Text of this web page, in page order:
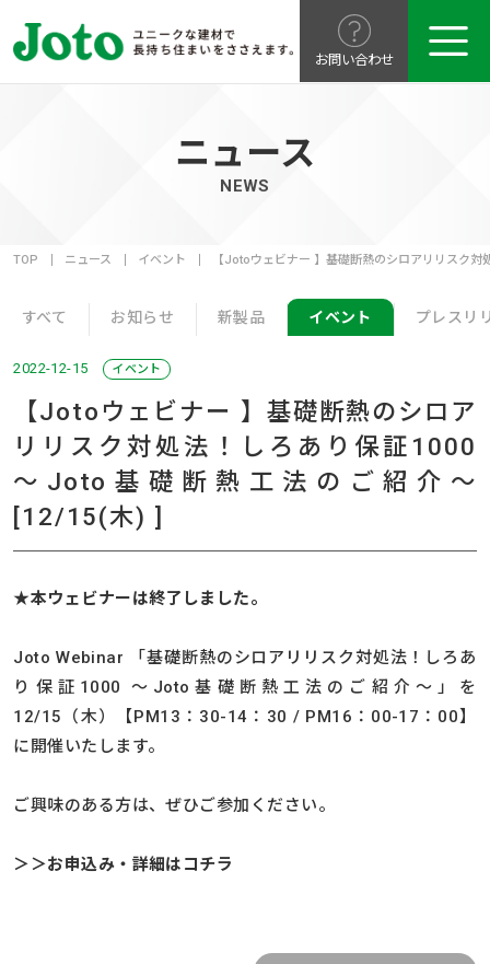
お問い合わせ
ニュース
NEWS
TOP ニュース イベント 【Jotoウェビナー 】基礎断熱のシロアリリスク
すべて お知らせ 新製品 イベント プレスリ
2022-12-15 イベント
【Jotoウェビナー 】基礎断熱のシロア
リリスク対処法！しろあり保証1000
～Joto基礎断熱工法のご紹介～
[12/15(木) ]
★本ウェビナーは終了しました。
Joto Webinar 「基礎断熱のシロアリリスク対処法！しろあ
り保証1000 ～Joto基礎断熱工法のご紹介～」を
12/15（木）【PM13：30-14：30 / PM16：00-17：00】
に開催いたします。
ご興味のある方は、ぜひご参加ください。
＞＞お申込み・詳細はコチラ